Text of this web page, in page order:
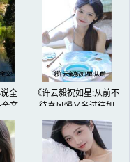
到她前些日子刚公开
美礼服的林行简身上
来姜大小姐最后还是
手了都不知道原因呢
全
文
《许云毅祝如星:从前不
待春风慢又名过往如
烟，走在向前的路》:纯
净版无弹窗+大结局